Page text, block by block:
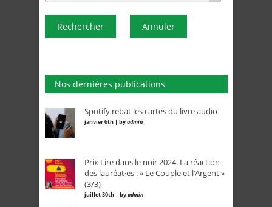
Rechercher Annuler
Nos dernières publications
Spotify rebat les cartes du livre audio
janvier 6th | byadmin
Prix Lire dans le noir 2024. La réaction
des lauréat·es : « Le Couple et l’Argent »
(3/3)
juillet 30th | byadmin